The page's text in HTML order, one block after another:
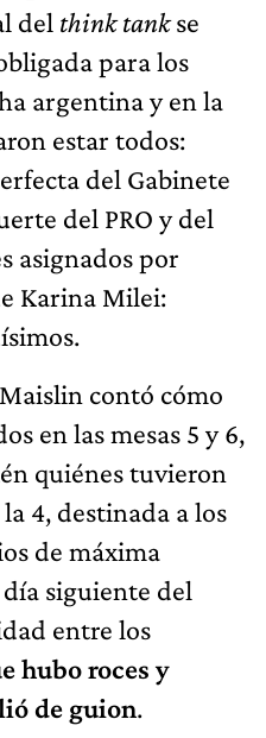
del think tankse
para los
argentina y en la
estar todos:
del Gabinete
del PRO y del
asignados por
Karina Milei:
contó cómo
en las mesas 5 y 6,
quiénes tuvieron
4, destinada a los
de máxima
siguiente del
entre los
hubo roces y
de guion.